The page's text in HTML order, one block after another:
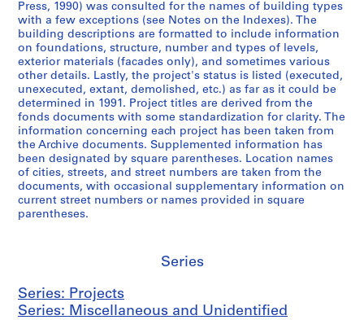
Press, 1990) was consulted for the names of building types
with a few exceptions (see Notes on the Indexes). The
building descriptions are formatted to include information
on foundations, structure, number and types of levels,
exterior materials (facades only), and sometimes various
other details. Lastly, the project's status is listed (executed,
unexecuted, extant, demolished, etc.) as far as it could be
determined in 1991. Project titles are derived from the
fonds documents with some standardization for clarity. The
information concerning each project has been taken from
the Archive documents. Supplemented information has
been designated by square parentheses. Location names
of cities, streets, and street numbers are taken from the
documents, with occasional supplementary information on
current street numbers or names provided in square
parentheses.
Series
Series: Projects
Series: Miscellaneous and Unidentified